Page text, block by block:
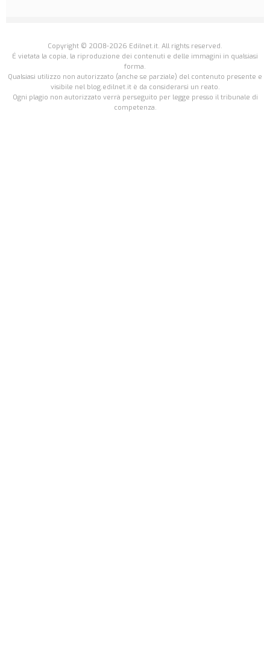
Copyright © 2008-2026 Edilnet.it. All rights reserved.
É vietata la copia, la riproduzione dei contenuti e delle immagini in qualsiasi
forma.
Qualsiasi utilizzo non autorizzato (anche se parziale) del contenuto presente e
visibile nel blog.edilnet.it è da considerarsi un reato.
Ogni plagio non autorizzato verrà perseguito per legge presso il tribunale di
competenza.